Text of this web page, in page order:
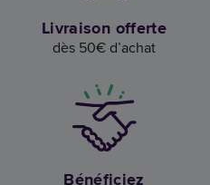
Livraison offerte
dès 50€ d’achat
Bénéficiez